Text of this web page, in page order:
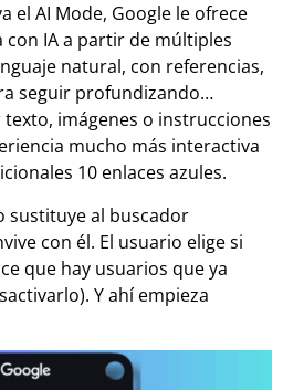
el AI Mode, Google le ofrece
IA a partir de múltiples
natural, con referencias,
seguir profundizando…
imágenes o instrucciones
mucho más interactiva
10 enlaces azules.
sustituye al buscador
con él. El usuario elige si
que hay usuarios que ya
Y ahí empieza